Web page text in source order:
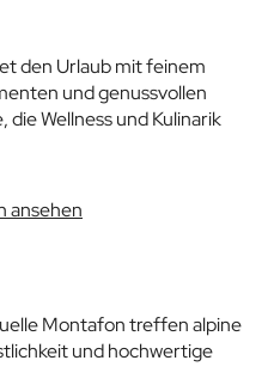
den Urlaub mit feinem
und genussvollen
Wellness und Kulinarik
ansehen
Montafon treffen alpine
und hochwertige